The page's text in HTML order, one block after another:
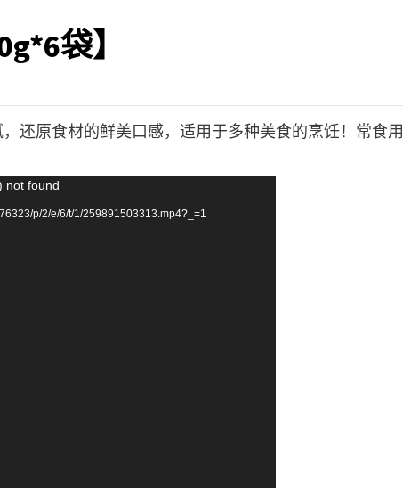
袋】
还原食材的鲜美口感，适用于多种美食的烹饪！常食用
not found
p/2/e/6/t/1/259891503313.mp4?_=1